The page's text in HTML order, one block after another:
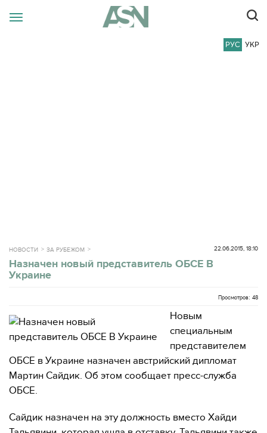
РУС УКР
НОВОСТИ ЗА РУБЕЖОМ 22.06.2015, 18:10
Назначен новый представитель ОБСЕ В
Украине
Просмотров: 48
Новым
специальным
представителем
ОБСЕ в Украине назначен австрийский дипломат
Мартин Сайдик. Об этом сообщает пресс-служба
ОБСЕ.
Сайдик назначен на эту должность вместо Хайди